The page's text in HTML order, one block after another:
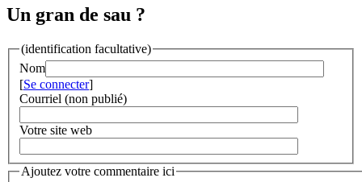
Un gran de sau ?
(identification facultative)
Nom
[Se connecter]
Courriel (non publié)
Votre site web
Ajoutez votre commentaire ici